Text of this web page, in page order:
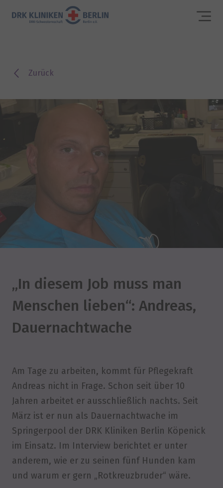
Zurück
„In diesem Job muss man
Menschen lieben“: Andreas,
Dauernachtwache
Am Tage zu arbeiten, kommt für Pflegekraft
Andreas nicht in Frage. Schon seit über 10
Jahren arbeitet er ausschließlich nachts. Seit
März ist er nun als Dauernachtwache im
Springerpool der DRK Kliniken Berlin Köpenick
im Einsatz. Im Interview berichtet er unter
anderem, wie er zu seinen fünf Hunden kam
und warum er gern „Rotkreuzbruder“ wäre.